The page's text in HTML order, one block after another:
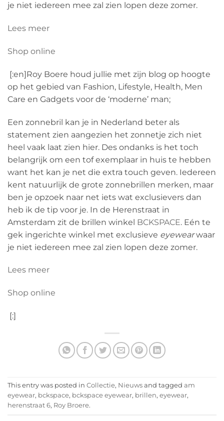
je niet iedereen mee zal zien lopen deze zomer.
Lees meer
Shop online
[:en]Roy Boere houd jullie met zijn blog op hoogte
op het gebied van Fashion, Lifestyle, Health, Men
Care en Gadgets voor de ‘moderne’ man;
Een zonnebril kan je in Nederland beter als
statement zien aangezien het zonnetje zich niet
heel vaak laat zien hier. Des ondanks is het toch
belangrijk om een tof exemplaar in huis te hebben
want het kan je net die extra touch geven. Iedereen
kent natuurlijk de grote zonnebrillen merken, maar
ben je opzoek naar net iets wat exclusievers dan
heb ik de tip voor je. In de Herenstraat in
Amsterdam zit de brillen winkel BCKSPACE. Eén te
gek ingerichte winkel met exclusieve eyewearwaar
je niet iedereen mee zal zien lopen deze zomer.
Lees meer
Shop online
[:]
This entry was posted in Collectie, Nieuws and tagged am
eyewear, bckspace, bckspace eyewear, brillen, eyewear,
herenstraat 6, Roy Broere.